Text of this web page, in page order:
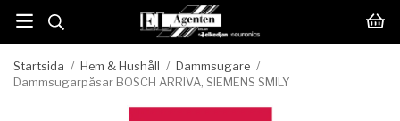
Startsida / Hem & Hushåll / Dammsugare /
Dammsugarpåsar BOSCH ARRIVA, SIEMENS SMILY